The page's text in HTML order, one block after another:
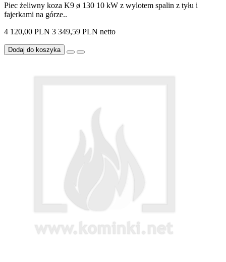
Piec żeliwny koza K9 ø 130 10 kW z wylotem spalin z tyłu i
fajerkami na górze..
4 120,00 PLN 3 349,59 PLN netto
Dodaj do koszyka